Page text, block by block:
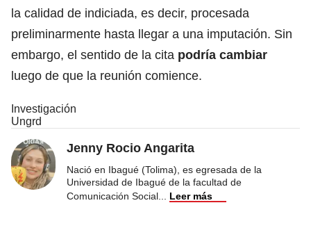
la calidad de indiciada, es decir, procesada
preliminarmente hasta llegar a una imputación. Sin
embargo, el sentido de la cita podría cambiar
luego de que la reunión comience.
Investigación
Ungrd
Jenny Rocio Angarita
Nació en Ibagué (Tolima), es egresada de la
Universidad de Ibagué de la facultad de
Comunicación Social
Leer más